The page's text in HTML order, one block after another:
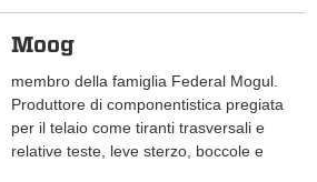
Moog
membro della famiglia Federal Mogul.
Produttore di componentistica pregiata
per il telaio come tiranti trasversali e
relative teste, leve sterzo, boccole e